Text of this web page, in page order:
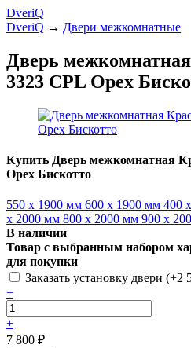
DveriQ
DveriQ → Двери межкомнатные
Дверь
3323 CPL Орех
Купить Дверь межкомнатная
Орех Бискотто
550 x 1900 мм 600 x 1900 мм 400
x 2000 мм 800 x 2000 мм 900 x
В наличии
Товар с выбранным набором
для покупки
Заказать установку двери (+2
−
+
7 800 ₽